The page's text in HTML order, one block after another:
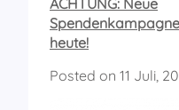
heute!
Posted on 11 Juli,